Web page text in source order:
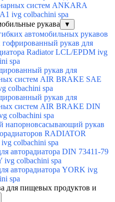
систем ANKARA
ivg colbachini spa
рукава
▼
автомобильных рукавов
гофрированный рукав для
Radiator LCL/EPDM ivg
spa
рукав для
систем AIR BRAKE SAE
colbachini spa
рукав для
систем AIR BRAKE DIN
colbachini spa
напорновсасывающий рукав
RADIATOR
colbachini spa
авторадиатора DIN 73411-79
ivg colbachini spa
авторадиатора YORK ivg
spa
для пищевых продуктов и